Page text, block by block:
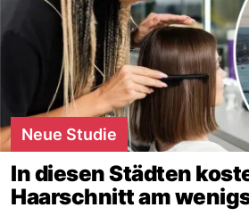
Neue Studie
In diesen Städten
Haarschnitt am